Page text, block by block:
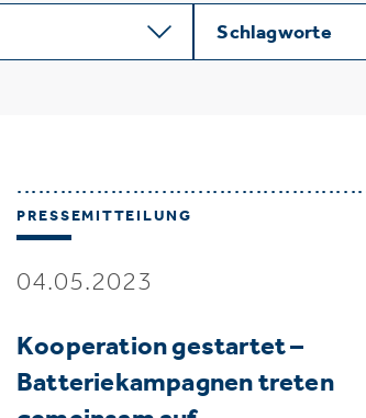
Schlagworte
PRESSEMITTEILUNG
04.05.2023
Kooperation gestartet –
Batteriekampagnen treten